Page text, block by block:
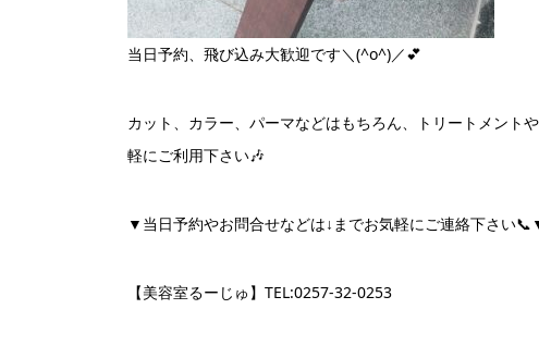
当日予約、飛び込み大歓迎です＼(^o^)／💕
カット、カラー、パーマなどはもちろん、トリートメント
軽にご利用下さい🎶
▼当日予約やお問合せなどは↓までお気軽にご連絡下さい
【美容室るーじゅ】TEL:0257-32-0253